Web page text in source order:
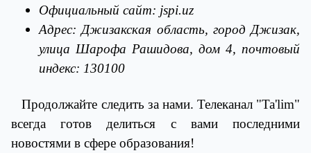
Официальный сайт: jspi.uz
Адрес: Джизакская область, город Джизак,
улица Шарофа Рашидова, дом 4, почтовый
индекс: 130100
Продолжайте следить за нами. Телеканал "Ta'lim"
всегда готов делиться с вами последними
новостями в сфере образования!